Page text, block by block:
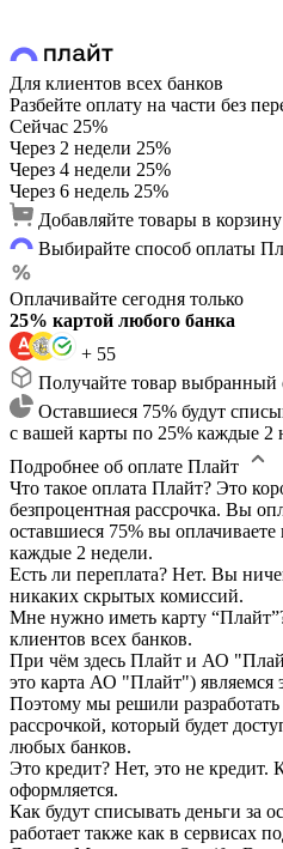
Для клиентов всех банков
Разбейте оплату на части без
Сейчас 25%
Через 2 недели 25%
Через 4 недели 25%
Через 6 недель 25%
Добавляйте товары в корзину
Выбирайте способ оплаты
Оплачивайте сегодня только
25% картой любого банка
+ 55
Получайте товар выбранный
Оставшиеся 75% будут
с вашей карты по 25% каждые 2
Подробнее об оплате Плайт
Что такое оплата Плайт? Это
безпроцентная рассрочка. Вы
оставшиеся 75% вы
каждые 2 недели.
Есть ли переплата? Нет. Вы
никаких скрытых комиссий.
Мне нужно иметь карту
клиентов всех банков.
При чём здесь Плайт и АО
это карта АО "Плайт") являемся
Поэтому мы решили разработать
рассрочкой, который будет
любых банков.
Это кредит? Нет, это не кредит.
оформляется.
Как будут списывать деньги за
работает также как в сервисах